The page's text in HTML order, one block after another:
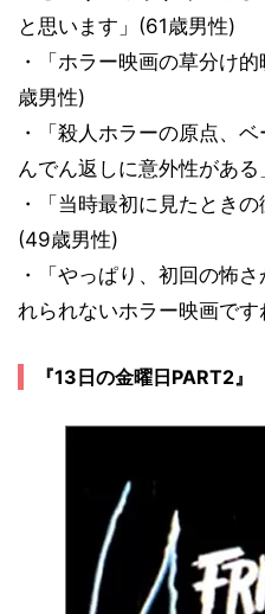
と思います」(61歳男性)
・「ホラー映画の草分け
歳男性)
・「殺人ホラーの原点、
んでん返しに意外性があ
・「当時最初に見たとき
(49歳男性)
・「やっぱり、初回の怖
れられないホラー映画で
『13日の金曜日PART2』